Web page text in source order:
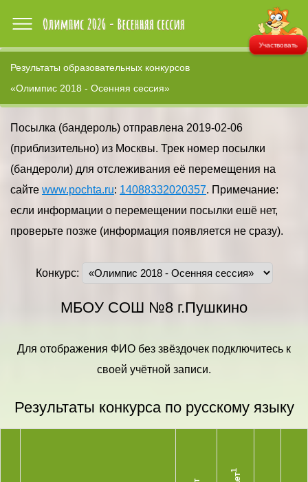
Участвовать
Результаты образовательных конкурсов
«Олимпис 2018 - Осенняя сессия»
Посылка (бандероль) отправлена 2019-02-06
(приблизительно) из Москвы. Трек номер посылки
(бандероли) для отслеживания её перемещения на
сайте www.pochta.ru: 14088332020357. Примечание:
если информации о перемещении посылки ешё нет,
проверьте позже (информация появляется не сразу).
Конкурс:
МБОУ СОШ №8 г.Пушкино
Для отображения ФИО без звёздочек подключитесь к
своей учётной записи.
Результаты конкурса по русскому языку
1